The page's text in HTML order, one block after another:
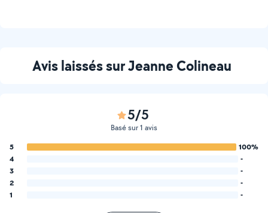
Avis laissés sur Jeanne Colineau
5/5
Basé sur 1 avis
5
100%
4
-
3
-
2
-
1
-